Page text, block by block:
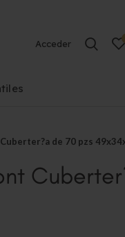
Acceder
de 70 pzs